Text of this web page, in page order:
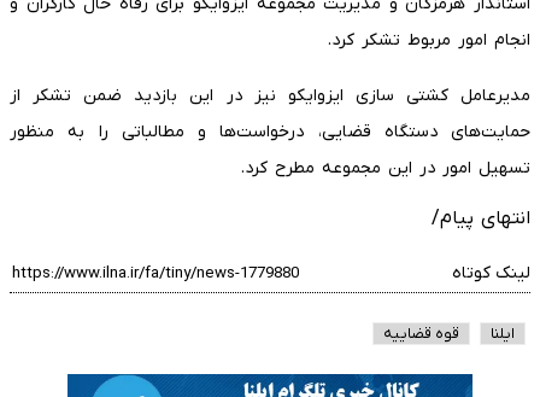
انجام امور مربوط تشکر کرد.
مدیرعامل کشتی سازی ایزوایکو نیز در این بازدید ضمن تشکر از
حمایت‌های دستگاه قضایی، درخواست‌ها و مطالباتی را به منظور
تسهیل امور در این مجموعه مطرح کرد.
انتهای پیام/
لینک کوتاه
ایلنا قوه قضاییه